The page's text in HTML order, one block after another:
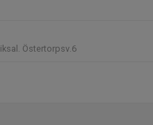
Östertorpsv.6